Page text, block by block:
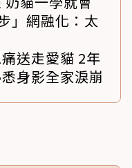
」網融化：太
送走愛貓 2年
身影全家淚崩